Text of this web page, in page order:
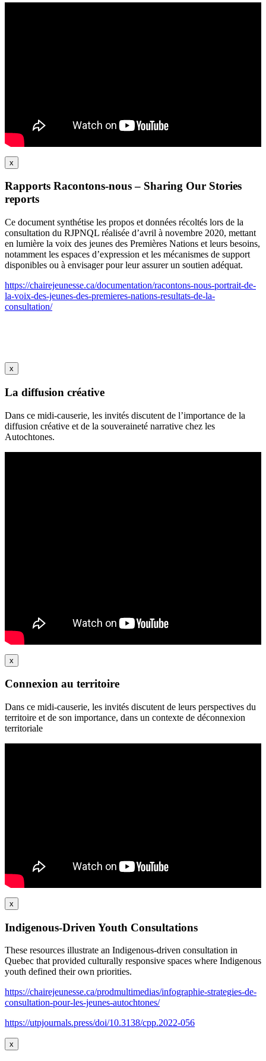
x
Rapports Racontons-nous – Sharing Our Stories
reports
Ce document synthétise les propos et données récoltés lors de la
consultation du RJPNQL réalisée d’avril à novembre 2020, mettant
en lumière la voix des jeunes des Premières Nations et leurs besoins,
notamment les espaces d’expression et les mécanismes de support
disponibles ou à envisager pour leur assurer un soutien adéquat.
https://chairejeunesse.ca/documentation/racontons-nous-portrait-de-
la-voix-des-jeunes-des-premieres-nations-resultats-de-la-
consultation/
x
La diffusion créative
Dans ce midi-causerie, les invités discutent de l’importance de la
diffusion créative et de la souveraineté narrative chez les
Autochtones.
x
Connexion au territoire
Dans ce midi-causerie, les invités discutent de leurs perspectives du
territoire et de son importance, dans un contexte de déconnexion
territoriale
x
Indigenous-Driven Youth Consultations
These resources illustrate an Indigenous-driven consultation in
Quebec that provided culturally responsive spaces where Indigenous
youth defined their own priorities.
https://chairejeunesse.ca/prodmultimedias/infographie-strategies-de-
consultation-pour-les-jeunes-autochtones/
https://utpjournals.press/doi/10.3138/cpp.2022-056
x